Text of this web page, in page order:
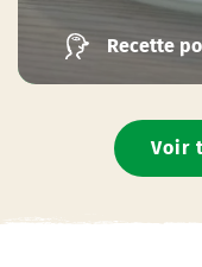
Recette
Voir